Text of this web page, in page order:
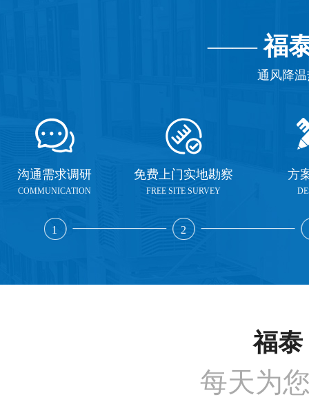
——福
通风降
沟通需求调研
COMMUNICATION
1
免费上门实地勘察
FREE SITE SURVEY
2
方
福泰
每天为